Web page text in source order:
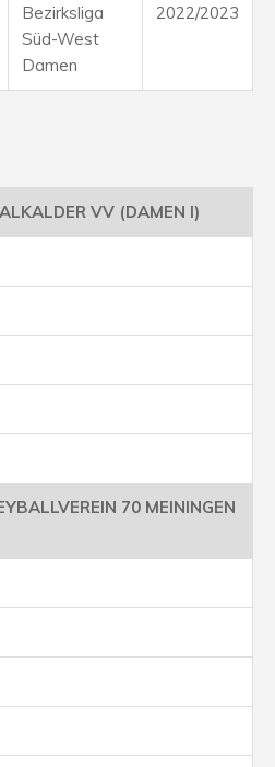
Bezirksliga
Süd-West
Damen
2022/2023
VV (DAMEN I)
70 MEININGEN